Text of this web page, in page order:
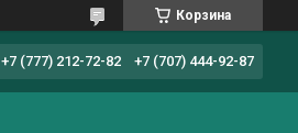
Корзина
+7 (777) 212-72-82 +7 (707) 444-92-87